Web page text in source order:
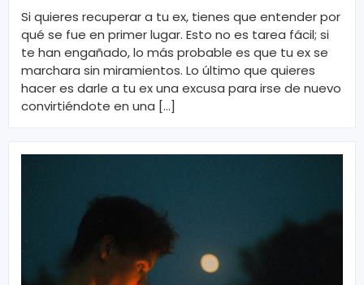
Si quieres recuperar a tu ex, tienes que entender por
qué se fue en primer lugar. Esto no es tarea fácil; si
te han engañado, lo más probable es que tu ex se
marchara sin miramientos. Lo último que quieres
hacer es darle a tu ex una excusa para irse de nuevo
convirtiéndote en una […]